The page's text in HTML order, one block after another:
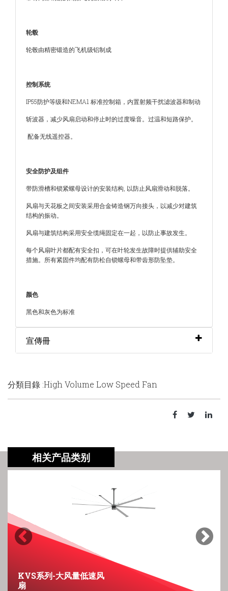
轮毂
轮毂由精密锻造的飞机级铝制成
控制系统
IP55防护等级和NEMA1 标准控制箱，内置射频干扰滤波器和制动
斩波器，减少风扇启动和停止时的过度噪音。过温和短路保护。
配备无线遥控器。
安全防护及组件
带防滑槽和锁紧螺母设计的安装结构, 以防止风扇滑动和脱落。
风扇与天花板之间安装采用合金铸造钢万向接头，以减少对建筑
结构的振动。
风扇与建筑结构采用安全缆绳固定在一起，以防止事故发生。
每个风扇叶片都配有安全扣，可在叶轮发生故障时提供辅助安全
措施。所有紧固件均配有防松自锁螺母和带齿形防坠垫。
颜色
黑色和灰色为标准
宣傳冊
分類目錄 :High Volume Low Speed Fan
相关产品类别
KVS系列-大风量低速风
扇
Previous Next